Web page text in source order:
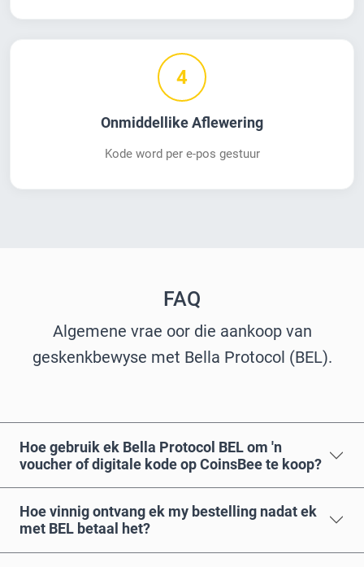
4
Onmiddellike Aflewering
Kode word per e-pos gestuur
FAQ
Algemene vrae oor die aankoop van
geskenkbewyse met Bella Protocol (BEL).
Hoe gebruik ek Bella Protocol BEL om 'n
voucher of digitale kode op CoinsBee te koop?
Hoe vinnig ontvang ek my bestelling nadat ek
met BEL betaal het?